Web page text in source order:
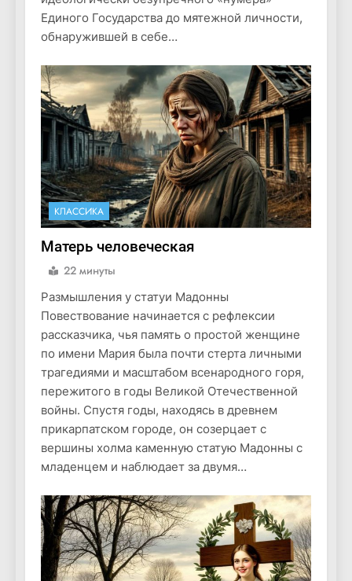
Единого Государства до мятежной личности,
обнаружившей в себе…
КЛАССИКА
Матерь человеческая
22 минуты
Размышления у статуи Мадонны
Повествование начинается с рефлексии
рассказчика, чья память о простой женщине
по имени Мария была почти стерта личными
трагедиями и масштабом всенародного горя,
пережитого в годы Великой Отечественной
войны. Спустя годы, находясь в древнем
прикарпатском городе, он созерцает с
вершины холма каменную статую Мадонны с
младенцем и наблюдает за двумя…